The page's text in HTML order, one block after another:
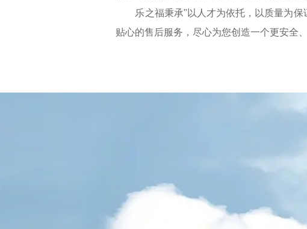
乐之福秉承"以人才为依托，以质量为保
贴心的售后服务，尽心为您创造一个更安全